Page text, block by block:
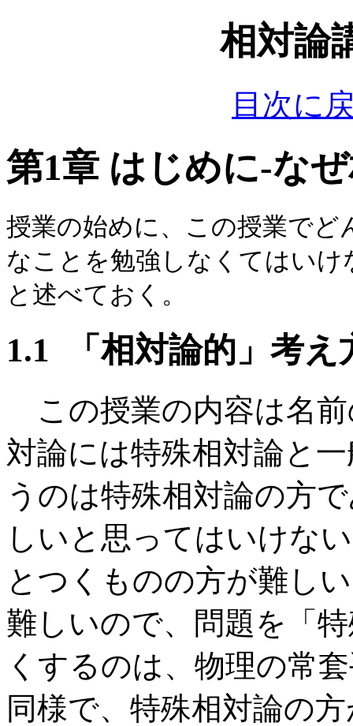
相対論
目次に
第1章 はじめに-な
授業の始めに、この授業で
なことを勉強しなくてはい
と述べておく。
1.1 「相対論的」考え
この授業の内容は名
対論には特殊相対論と
うのは特殊相対論の方
しいと思ってはいけな
とつくものの方が難し
難しいので、問題を「
くするのは、物理の常
同様で、特殊相対論の